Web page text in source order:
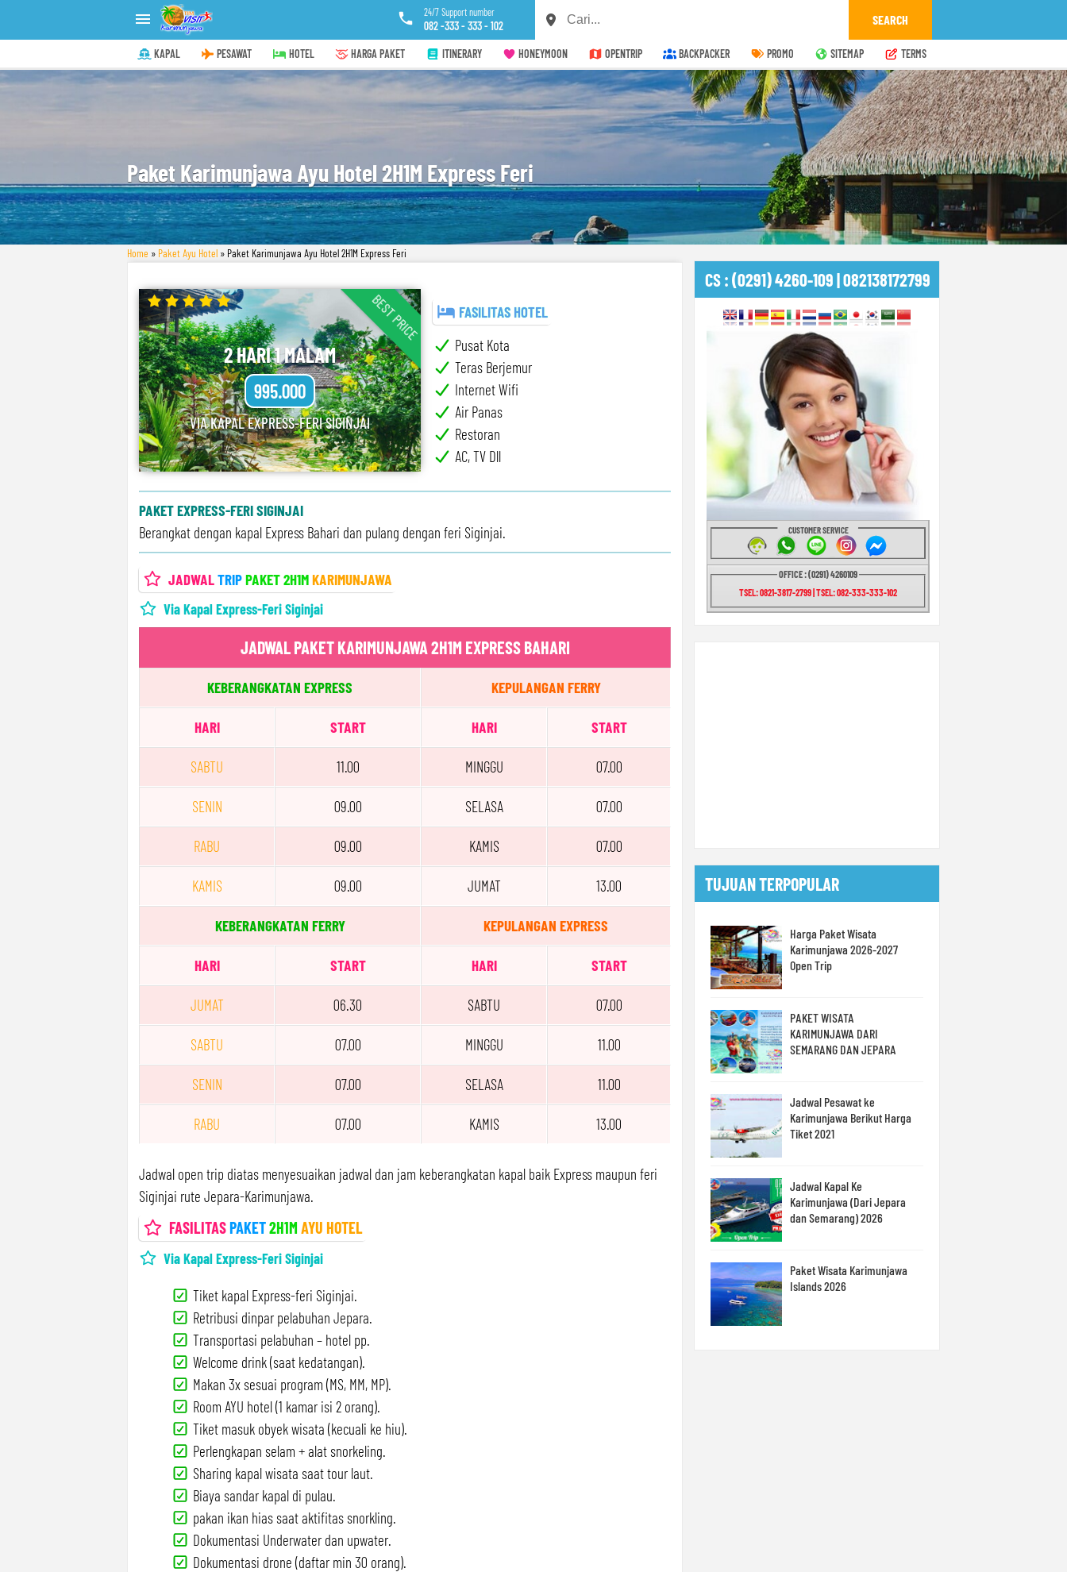
 24/7 Support number
082 -333 - 333 - 102
KAPAL PESAWAT HOTEL HARGA PAKET ITINERARY HONEYMOON OPENTRIP BACKPACKER PROMO SITEMAP TERMS
Paket Karimunjawa Ayu Hotel 2H1M Express Feri
Home » Paket Ayu Hotel » Paket Karimunjawa Ayu Hotel 2H1M Express Feri
BEST PRICE
2 HARI 1 MALAM
995.000
VIA KAPAL EXPRESS-FERI SIGINJAI
FASILITAS HOTEL
Pusat Kota
Teras Berjemur
Internet Wifi
Air Panas
Restoran
AC, TV Dll
PAKET EXPRESS-FERI SIGINJAI
Berangkat dengan kapal Express Bahari dan pulang dengan feri Siginjai.
JADWALTRIPPAKET 2H1MKARIMUNJAWA
Via Kapal Express-Feri Siginjai
JADWAL PAKET KARIMUNJAWA 2H1M EXPRESS BAHARI
KEBERANGKATAN EXPRESS KEPULANGAN FERRY
HARI START HARI START
SABTU 11.00 MINGGU 07.00
SENIN 09.00 SELASA 07.00
RABU 09.00 KAMIS 07.00
KAMIS 09.00 JUMAT 13.00
KEBERANGKATAN FERRY KEPULANGAN EXPRESS
HARI START HARI START
JUMAT 06.30 SABTU 07.00
SABTU 07.00 MINGGU 11.00
SENIN 07.00 SELASA 11.00
RABU 07.00 KAMIS 13.00
Jadwal open trip diatas menyesuaikan jadwal dan jam keberangkatan kapal baik Express maupun feri
Siginjai rute Jepara-Karimunjawa.
FASILITASPAKET2H1MAYU HOTEL
Via Kapal Express-Feri Siginjai
Tiket kapal Express-feri Siginjai.
Retribusi dinpar pelabuhan Jepara.
Transportasi pelabuhan – hotel pp.
Welcome drink (saat kedatangan).
Makan 3x sesuai program (MS, MM, MP).
Room AYU hotel (1 kamar isi 2 orang).
Tiket masuk obyek wisata (kecuali ke hiu).
Perlengkapan selam + alat snorkeling.
Sharing kapal wisata saat tour laut.
Biaya sandar kapal di pulau.
pakan ikan hias saat aktifitas snorkling.
Dokumentasi Underwater dan upwater.
Dokumentasi drone (daftar min 30 orang).
CS : (0291) 4260-109 | 082138172799
CUSTOMER SERVICE
OFFICE : (0291) 4260109
TSEL: 0821-3817-2799 | TSEL: 082-333-333-102
TUJUAN TERPOPULAR
Harga Paket Wisata
Karimunjawa 2026-2027
Open Trip
PAKET WISATA
KARIMUNJAWA DARI
SEMARANG DAN JEPARA
Jadwal Pesawat ke
Karimunjawa Berikut Harga
Tiket 2021
Jadwal Kapal Ke
Karimunjawa (Dari Jepara
dan Semarang) 2026
Paket Wisata Karimunjawa
Islands 2026